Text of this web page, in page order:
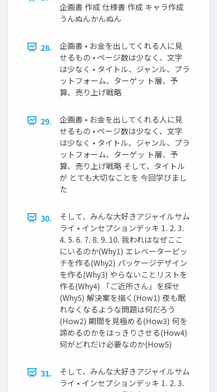
企画書 作成 仕様書 作成 キャラ作成
うんぬんかんぬん
28.
企画書 • お金を出してくれる人に見
せるもの • ページ数は少なく、文字
は少なく • タイトル、ジャンル、プラ
ットフォーム、ターゲッ ト層、予
算、売り上げ戦略
29.
企画書 • お金を出してくれる人に見
せるもの • ページ数は少なく、文字
は少なく • タイトル、ジャンル、プラ
ットフォーム、ターゲッ ト層、予
算、売り上げ戦略 そして、タイトル
が とても大切なことを 今回学びまし
た
30.
そして、みんな大好きアジャイルサム
ライ • インセプションデッキ 1. 2. 3.
4. 5. 6. 7. 8. 9. 10. 我われはなぜここ
にいるのか(Why1) エレベーターピッ
チを作る(Why2) パッケージデザイン
を作る(Why3) やらないことリストを
作る(Why4) 「ご近所さん」を探せ
(Why5) 解決案を描く(How1) 夜も眠
れなくなるような問題は何だろう
(How2) 期間を見極める(How3) 何を
諦めるのかをはっきりさせる(How4)
何がどれだけ必要なのか(How5)
31.
そして、みんな大好きアジャイルサム
ライ • インセプションデッキ 1. 2. 3.